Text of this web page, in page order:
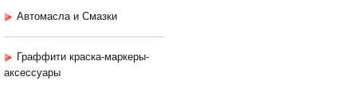
Автомасла и Смазки
Граффити краска-маркеры-
аксессуары